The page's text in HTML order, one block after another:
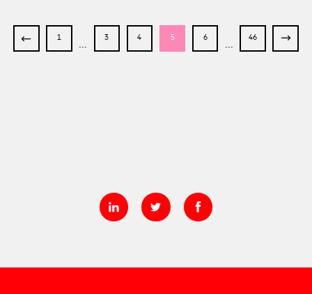
1 3 4 5 6 46